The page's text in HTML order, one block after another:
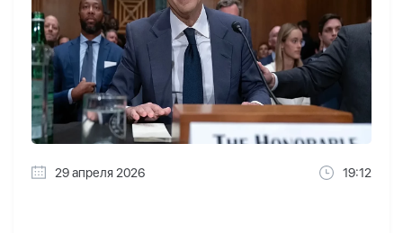
29 апреля 2026 19:12